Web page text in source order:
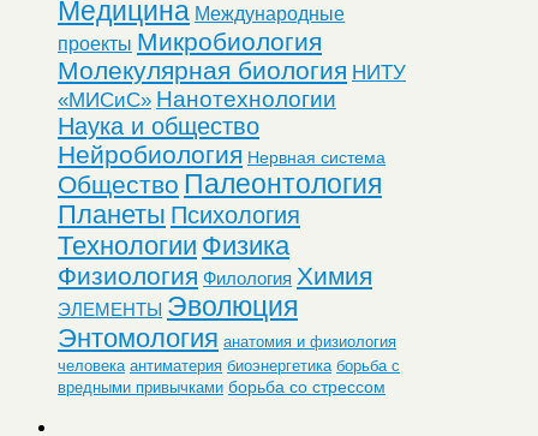
Медицина Международные
проекты Микробиология
Молекулярная биология НИТУ
«МИСиС» Нанотехнологии
Наука и общество
Нейробиология Нервная система
Общество Палеонтология
Планеты Психология
Технологии Физика
Физиология Филология Химия
ЭЛЕМЕНТЫ Эволюция
Энтомология анатомия и физиология
человека антиматерия биоэнергетика борьба с
вредными привычками борьба со стрессом